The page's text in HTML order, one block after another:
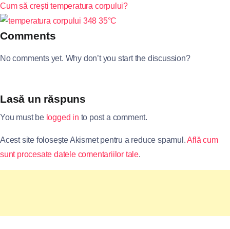
Cum să crești temperatura corpului?
Comments
No comments yet. Why don’t you start the discussion?
Lasă un răspuns
You must be logged in to post a comment.
Acest site folosește Akismet pentru a reduce spamul.Află cum
sunt procesate datele comentariilor tale.